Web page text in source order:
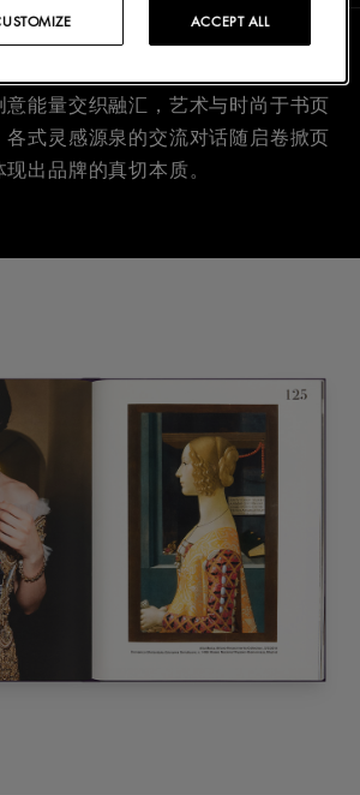
能量交织融汇，艺术与时尚于书页
式灵感源泉的交流对话随启卷掀页
出品牌的真切本质。
ACCEPT ALL